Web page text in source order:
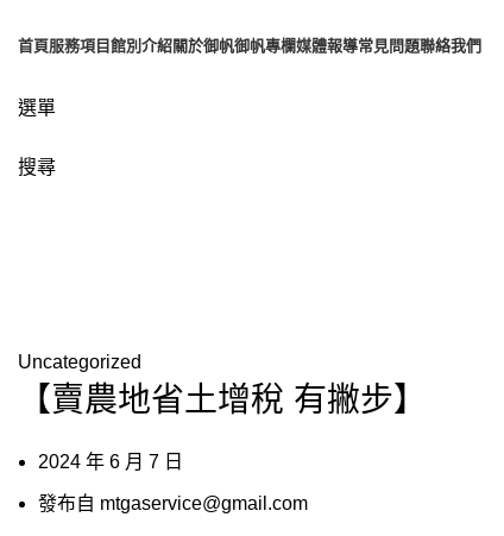
首頁服務項目 館別介紹關於御帆御帆專欄媒體報導常見問題聯絡我們
選單
搜尋
Uncategorized
【賣農地省土增稅 有撇步】
2024 年 6 月 7 日
發布自 mtgaservice@gmail.com